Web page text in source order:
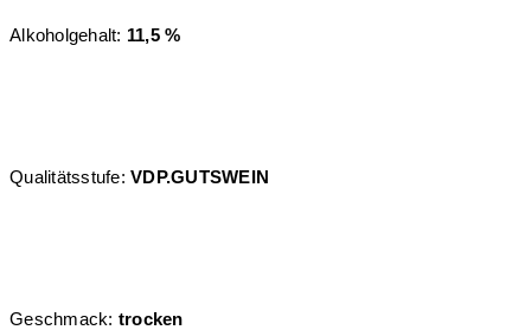
Alkoholgehalt: 11,5 %
Qualitätsstufe: VDP.GUTSWEIN
Geschmack: trocken